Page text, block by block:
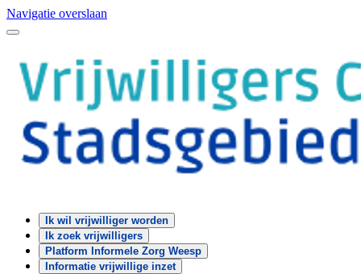
Navigatie overslaan
Ik wil vrijwilliger worden
Ik zoek vrijwilligers
Platform Informele Zorg Weesp
Informatie vrijwillige inzet